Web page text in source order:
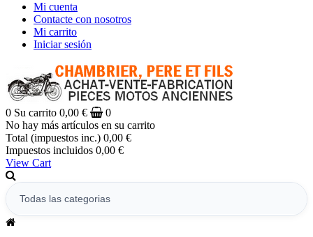
Mi cuenta
Contacte con nosotros
Mi carrito
Iniciar sesión
0 Su carrito 0,00 €
0
No hay más artículos en su carrito
Total (impuestos inc.) 0,00 €
Impuestos incluidos 0,00 €
View Cart